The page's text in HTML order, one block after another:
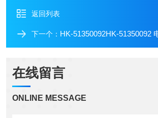
返回列表
下一个： HK-51350092HK-51350092
在线留言
ONLINE MESSAGE